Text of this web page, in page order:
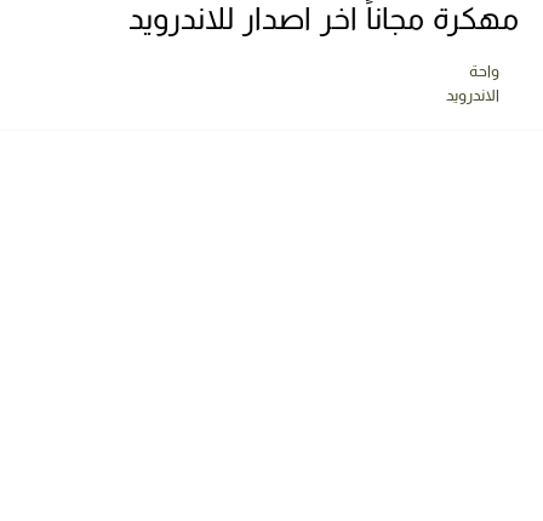
مهكرة مجاناً اخر اصدار للاندرويد
واحة
الاندرويد